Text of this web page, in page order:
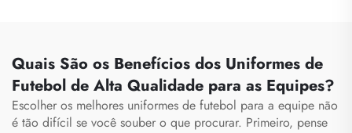
Viagem, Mochila Tipo
Duffel
Quais São os Benefícios dos Uniformes de
Futebol de Alta Qualidade para as Equipes?
Escolher os melhores uniformes de futebol para a equipe não
é tão difícil se você souber o que procurar. Primeiro, pense